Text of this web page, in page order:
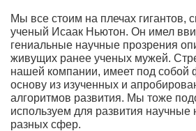
Мы все стоим на плечах гигантов,
ученый Исаак Ньютон. Он имел
гениальные научные прозрения
живущих ранее ученых мужей.
нашей компании, имеет под собой
основу из изученных и
алгоритмов развития. Мы тоже
используем для развития научные
разных сфер.